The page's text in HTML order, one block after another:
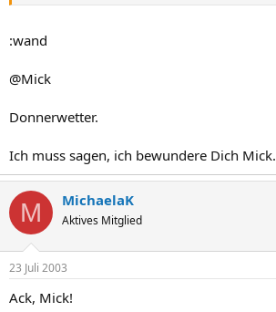
:wand
@Mick
Donnerwetter.
Ich muss sagen, ich bewundere Dich Mick.
M MichaelaK
Aktives Mitglied
23 Juli 2003
Ack, Mick!